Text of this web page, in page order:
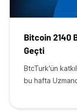
Bitcoin 2140
Geçti
BtcTurk'ün
bu hafta